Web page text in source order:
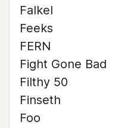
Falkel
Feeks
FERN
Fight Gone Bad
Filthy 50
Finseth
Foo